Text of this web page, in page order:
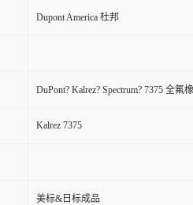
Dupont America 杜邦
DuPont? Kalrez? Spectrum? 7375 全
Kalrez 7375
美标&日标成品